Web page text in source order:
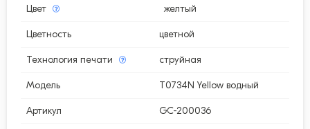
Цвет желтый
Цветность цветной
Технология печати струйная
Модель T0734N Yellow водный
Артикул GC-200036